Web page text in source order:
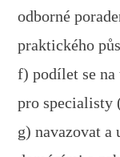
odborné
praktického
f) podílet se na
pro specialisty
g) navazovat